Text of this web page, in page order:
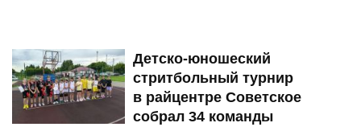
Детско-юношеский
стритбольный турнир
в райцентре Советское
собрал 34 команды